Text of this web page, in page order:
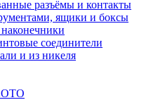
разъёмы и контакты
ящики и боксы
соединители
и из никеля